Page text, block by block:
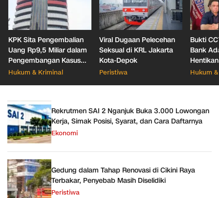
KPK Sita Pengembalian
Uang Rp9,5 Miliar dalam
Pengembangan Kasus
Korupsi Pajak KPP
Hukum & Kriminal
Viral Dugaan Pelecehan
Seksual di KRL Jakarta
Kota-Depok
Peristiwa
Bukti
Bank
Dugaan
Hukum
Rekrutmen SAI 2 Nganjuk Buka 3.000 Lowongan
Kerja, Simak Posisi, Syarat, dan Cara Daftarnya
Ekonomi
Gedung dalam Tahap Renovasi di Cikini Raya
Terbakar, Penyebab Masih Diselidiki
Peristiwa